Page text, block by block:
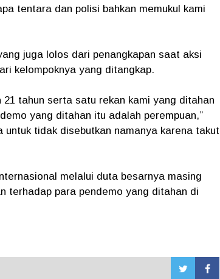
tentara dan polisi bahkan memukul kami
juga lolos dari penangkapan saat aksi
kelompoknya yang ditangkap.
tahun serta satu rekan kami yang ditahan
yang ditahan itu adalah perempuan,”
tidak disebutkan namanya karena takut
melalui duta besarnya masing
terhadap para pendemo yang ditahan di